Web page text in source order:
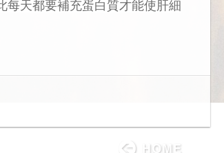
每天都要補充蛋白質才能使肝細